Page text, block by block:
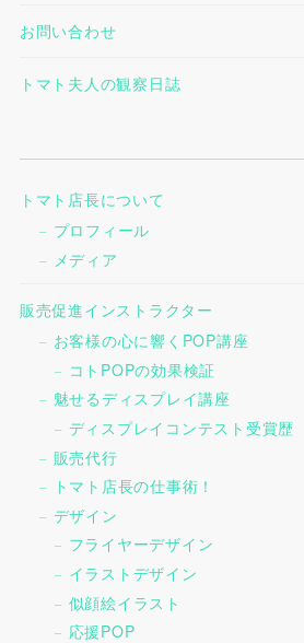
お問い合わせ
トマト夫人の観察日誌
トマト店長について
プロフィール
メディア
販売促進インストラクター
お客様の心に響くPOP講座
コトPOPの効果検証
魅せるディスプレイ講座
ディスプレイコンテスト受賞歴
販売代行
トマト店長の仕事術！
デザイン
フライヤーデザイン
イラストデザイン
似顔絵イラスト
応援POP